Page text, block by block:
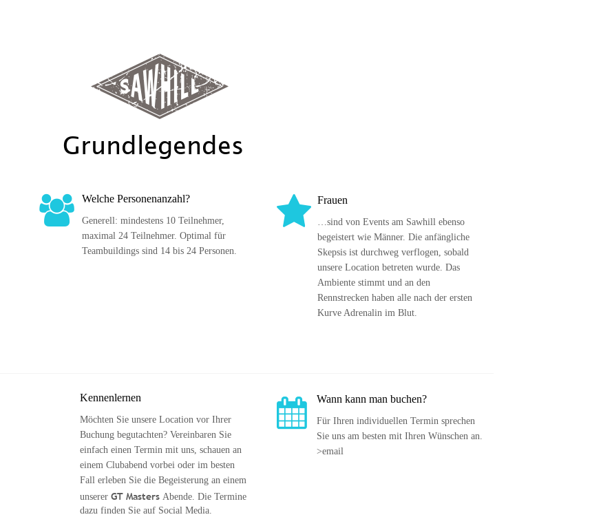
Frauen
…sind von Events am Sawhill ebenso
begeistert wie Männer. Die anfängliche
Skepsis ist durchweg verflogen, sobald
unsere Location betreten wurde. Das
Ambiente stimmt und an den
Rennstrecken haben alle nach der ersten
Kurve Adrenalin im Blut.
Kennenlernen
Möchten Sie unsere Location vor Ihrer
Buchung begutachten? Vereinbaren Sie
einfach einen Termin mit uns, schauen an
einem Clubabend vorbei oder im besten
Fall erleben Sie die Begeisterung an einem
unserer GT Masters Abende. Die Termine
dazu finden Sie auf Social Media.
Wann kann man buchen?
Für Ihren individuellen Termin sprechen
Sie uns am besten mit Ihren Wünschen an.
>email
Welche Personenanzahl?
Generell: mindestens 10 Teilnehmer,
maximal 24 Teilnehmer. Optimal für
Teambuildings sind 14 bis 24 Personen.
Grundlegendes